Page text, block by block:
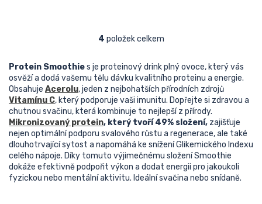
O
l
á
d
a
c
í
p
r
v
k
y
4 položek celkem
Protein Smoothies je proteinový drink plný ovoce, který vás
osvěží a dodá vašemu tělu dávku kvalitního proteinu a energie.
Obsahuje Acerolu, jeden z nejbohatších přírodních zdrojů
Vitamínu C, který podporuje vaši imunitu. Dopřejte si zdravou a
chutnou svačinu, která kombinuje to nejlepší z přírody.
Mikronizovaný protein, který tvoří 49% složení, zajišťuje
nejen optimální podporu svalového růstu a regenerace, ale také
dlouhotrvající sytost a napomáhá ke snížení Glikemického Indexu
celého nápoje. Díky tomuto výjimečnému složení Smoothie
dokáže efektivně podpořit výkon a dodat energii pro jakoukoli
fyzickou nebo mentální aktivitu. Ideální svačina nebo snídaně.